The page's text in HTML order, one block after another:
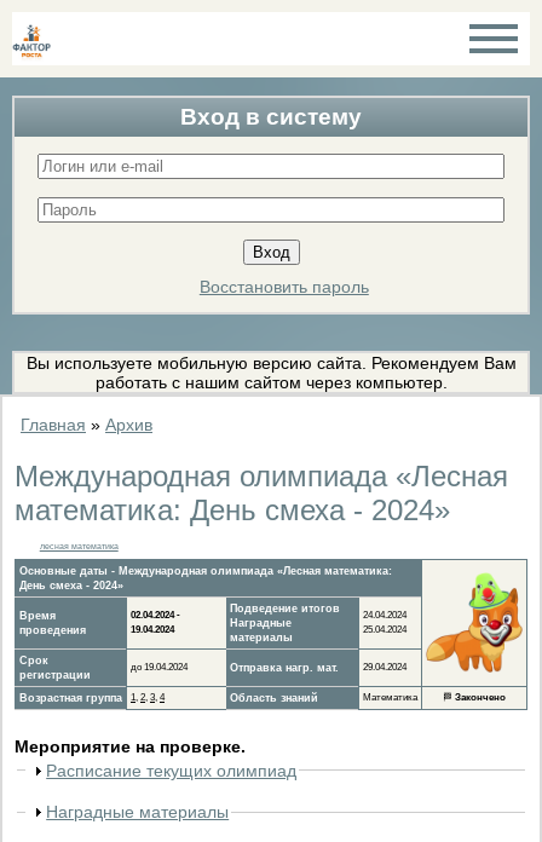
Вход в систему
Восстановить пароль
Вы используете мобильную версию сайта. Рекомендуем Вам
работать с нашим сайтом через компьютер.
Главная » Архив
Международная олимпиада «Лесная
математика: День смеха - 2024»
лесная математика
Основные даты - Международная олимпиада «Лесная математика:
День смеха - 2024»
Время
проведения
02.04.2024 -
19.04.2024
Подведение итогов
Наградные
материалы
24.04.2024
25.04.2024
Срок
регистрации
до 19.04.2024 Отправка нагр. мат. 29.04.2024
Возрастная группа 1, 2, 3, 4 Область знаний Математика 🏁 Закончено
Мероприятие на проверке.
Расписание текущих олимпиад
Наградные материалы